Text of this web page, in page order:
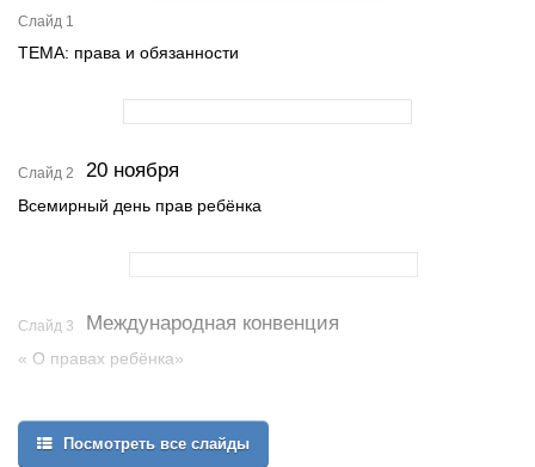
Слайд 1
ТЕМА: права и обязанности
Слайд 2 20 ноября
Всемирный день прав ребёнка
Слайд 3 Международная конвенция
« О правах ребёнка»
Посмотреть все слайды